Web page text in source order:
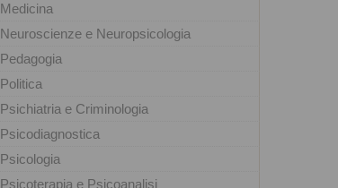
Medicina
Neuroscienze e Neuropsicologia
Pedagogia
Politica
Psichiatria e Criminologia
Psicodiagnostica
Psicologia
Psicoterapia e Psicoanalisi